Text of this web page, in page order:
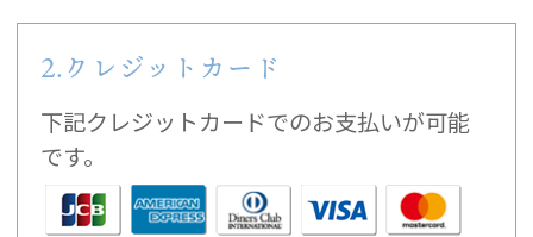
2.クレジットカード
下記クレジットカードでのお支払いが可能
です。